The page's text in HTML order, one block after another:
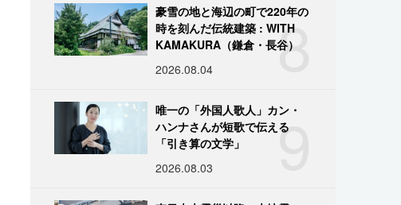
8
豪雪の地と海辺の町で220年の
時を刻んだ伝統建築 : WITH
KAMAKURA（鎌倉・長谷）
2026.08.04
9
唯一の「外国人歌人」カン・
ハンナさんが短歌で伝える
「引き算の文学」
2026.08.03